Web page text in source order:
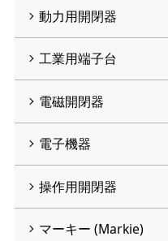
動力用開閉器
工業用端子台
電磁開閉器
電子機器
操作用開閉器
マーキー (Markie)